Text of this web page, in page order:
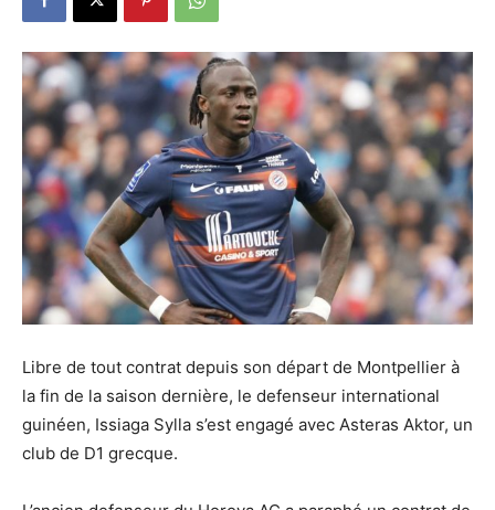
Libre de tout contrat depuis son départ de Montpellier à
la fin de la saison dernière, le defenseur international
guinéen, Issiaga Sylla s’est engagé avec Asteras Aktor, un
club de D1 grecque.